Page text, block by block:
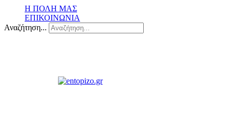
Η ΠΟΛΗ ΜΑΣ
ΕΠΙΚΟΙΝΩΝΙΑ
Αναζήτηση...